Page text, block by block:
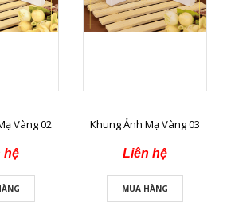
Vàng 02
hệ
Khung Ảnh Mạ Vàng 03
Liên hệ
MUA HÀNG